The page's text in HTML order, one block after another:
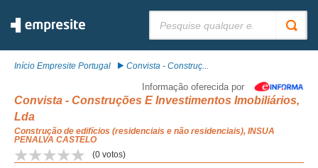
Início Empresite Portugal Convista - Construç...
Informação oferecida por
Convista - Construções E Investimentos Imobiliários,
Lda
Construção de edifícios (residenciais e não residenciais), INSUA
PENALVA CASTELO
(0 votos)